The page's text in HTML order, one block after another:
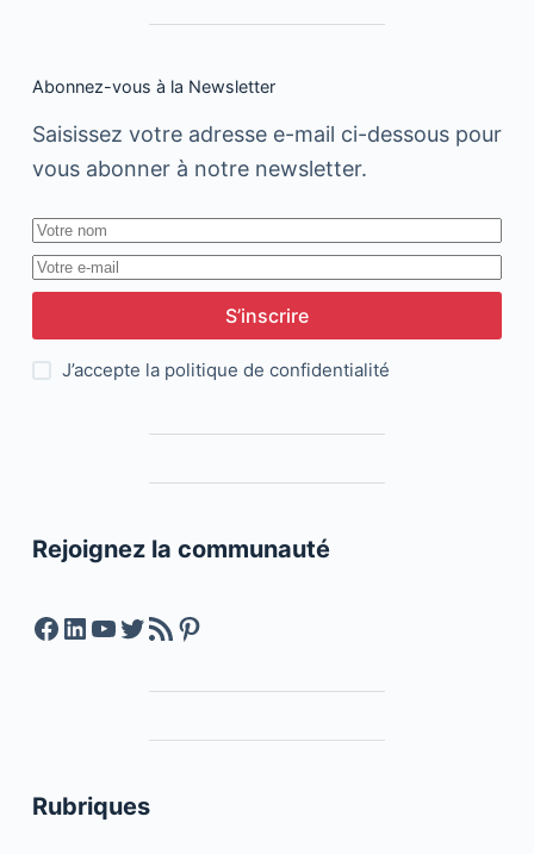
Abonnez-vous à la Newsletter
Saisissez votre adresse e-mail ci-dessous pour
vous abonner à notre newsletter.
S’inscrire
J’accepte la politique de confidentialité
Rejoignez la communauté
Facebook
LinkedIn
YouTube
Twitter
Feed RSSPinterest
Rubriques